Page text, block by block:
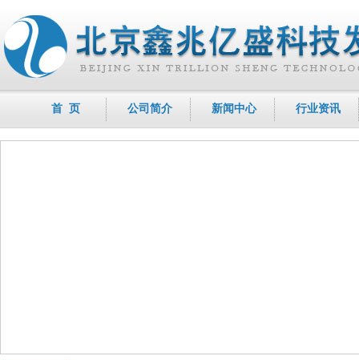
首 页 公司简介 新闻中心 行业资讯